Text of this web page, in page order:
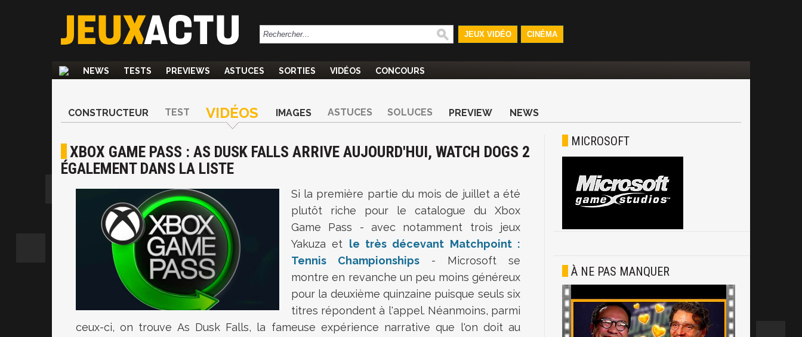
JEUX VIDÉO CINÉMA
NEWS TESTS PREVIEWS ASTUCES SORTIES VIDÉOS CONCOURS
CONSTRUCTEUR TEST VIDÉOS IMAGES ASTUCES SOLUCES PREVIEW NEWS
XBOX GAME PASS : AS DUSK FALLS ARRIVE AUJOURD'HUI, WATCH DOGS 2
ÉGALEMENT DANS LA LISTE
Si la première partie du mois de juillet a été
plutôt riche pour le catalogue du Xbox
Game Pass - avec notamment trois jeux
Yakuza et le très décevant Matchpoint :
Tennis Championships - Microsoft se
montre en revanche un peu moins généreux
pour la deuxième quinzaine puisque seuls six
titres répondent à l'appel. Néanmoins, parmi
ceux-ci, on trouve As Dusk Falls, la fameuse expérience narrative que l'on doit au
MICROSOFT
À NE PAS MANQUER